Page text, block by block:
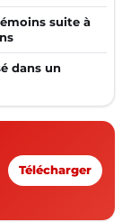
suite à
dans un
Télécharger